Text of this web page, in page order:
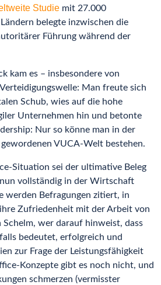
Studie mit 27.000
belegte inzwischen die
Führung während der
kam es – insbesondere von
Man freute sich
Schub, wies auf die hohe
Unternehmen hin und betonte
Nur so könne man in der
VUCA-Welt bestehen.
Situation sei der ultimative Beleg
vollständig in der Wirtschaft
werden Befragungen zitiert, in
Zufriedenheit mit der Arbeit von
Schelm, wer darauf hinweist, dass
bedeutet, erfolgreich und
zur Frage der Leistungsfähigkeit
Konzepte gibt es noch nicht, und
schmerzen (vermisster